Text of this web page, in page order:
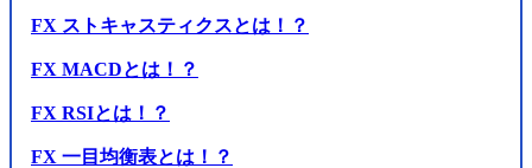
FX ストキャスティクスとは！？
FX MACDとは！？
FX RSIとは！？
FX 一目均衡表とは！？